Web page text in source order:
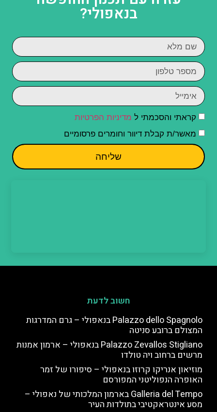
בנאפולי?
קראתי והסכמתי ל מדיניות הפרטיות
מאשר/ת קבלת דיוור וחומרים פרסומיים
שליחה
חשוב לדעת
Palazzo dello Spagnolo בנאפולי – גרם המדרגות
המצולם ברובע סניטה
Palazzo Zevallos Stigliano בנאפולי – ארמון אמנות
מרשים ברחוב ויה טולדו
מוזיאון אנריקו קרוזו בנאפולי – סיפורו של זמר
האופרה הנפוליטני המפורסם
Galleria del Tempo בארמון המלכותי של נאפולי –
מסע אינטראקטיבי בתולדות העיר